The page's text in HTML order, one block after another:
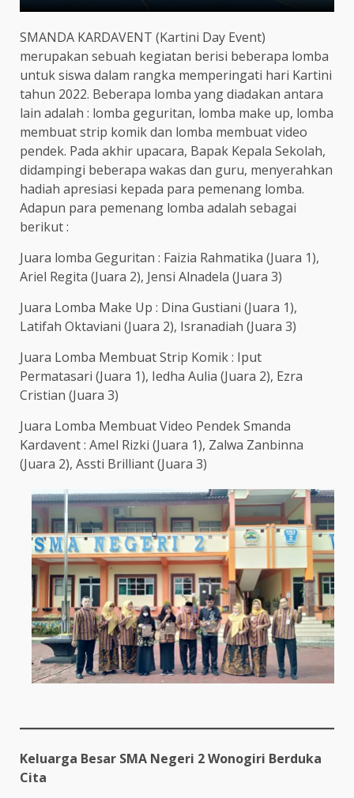
SMANDA KARDAVENT (Kartini Day Event)
merupakan sebuah kegiatan berisi beberapa lomba
untuk siswa dalam rangka memperingati hari Kartini
tahun 2022. Beberapa lomba yang diadakan antara
lain adalah : lomba geguritan, lomba make up, lomba
membuat strip komik dan lomba membuat video
pendek. Pada akhir upacara, Bapak Kepala Sekolah,
didampingi beberapa wakas dan guru, menyerahkan
hadiah apresiasi kepada para pemenang lomba.
Adapun para pemenang lomba adalah sebagai
berikut :
Juara lomba Geguritan : Faizia Rahmatika (Juara 1),
Ariel Regita (Juara 2), Jensi Alnadela (Juara 3)
Juara Lomba Make Up : Dina Gustiani (Juara 1),
Latifah Oktaviani (Juara 2), Isranadiah (Juara 3)
Juara Lomba Membuat Strip Komik : Iput
Permatasari (Juara 1), Iedha Aulia (Juara 2), Ezra
Cristian (Juara 3)
Juara Lomba Membuat Video Pendek Smanda
Kardavent : Amel Rizki (Juara 1), Zalwa Zanbinna
(Juara 2), Assti Brilliant (Juara 3)
Keluarga Besar SMA Negeri 2 Wonogiri Berduka
Cita